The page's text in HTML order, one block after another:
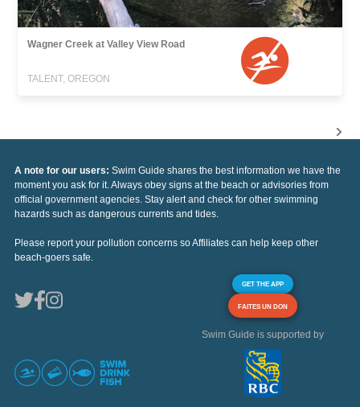
Wagner Creek at Valley View Road
TALENT, OREGON
A note for our users: Swim Guide shares the best information we have the
moment you ask for it. Always obey signs at the beach or advisories from
official government agencies. Stay alert and check for other swimming
hazards such as dangerous currents and tides.
Please report your pollution concerns so Affiliates can help keep other
beach-goers safe.
GET THE APP
FAITES UN DON
Swim Guide is supported by